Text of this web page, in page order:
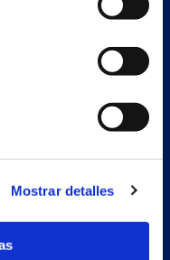
Mostrar detalles